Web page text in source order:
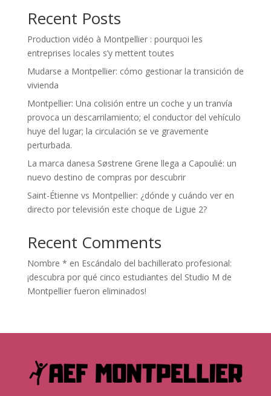
Recent Posts
Production vidéo à Montpellier : pourquoi les
entreprises locales s’y mettent toutes
Mudarse a Montpellier: cómo gestionar la transición de
vivienda
Montpellier: Una colisión entre un coche y un tranvía
provoca un descarrilamiento; el conductor del vehículo
huye del lugar; la circulación se ve gravemente
perturbada.
La marca danesa Søstrene Grene llega a Capoulié: un
nuevo destino de compras por descubrir
Saint-Étienne vs Montpellier: ¿dónde y cuándo ver en
directo por televisión este choque de Ligue 2?
Recent Comments
Nombre * en Escándalo del bachillerato profesional:
¡descubra por qué cinco estudiantes del Studio M de
Montpellier fueron eliminados!